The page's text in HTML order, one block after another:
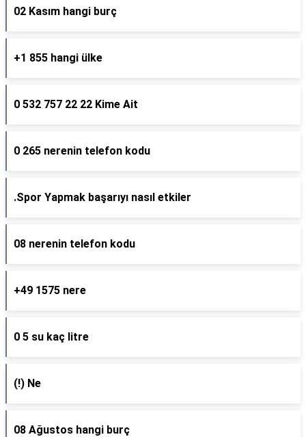
02 Kasım hangi burç
+1 855 hangi ülke
0 532 757 22 22 Kime Ait
0 265 nerenin telefon kodu
.Spor Yapmak başarıyı nasıl etkiler
08 nerenin telefon kodu
+49 1575 nere
0 5 su kaç litre
(!) Ne
08 Ağustos hangi burç